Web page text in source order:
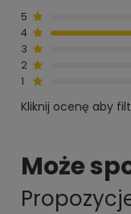
5
4
3
2
1
Kliknij ocenę aby
Może